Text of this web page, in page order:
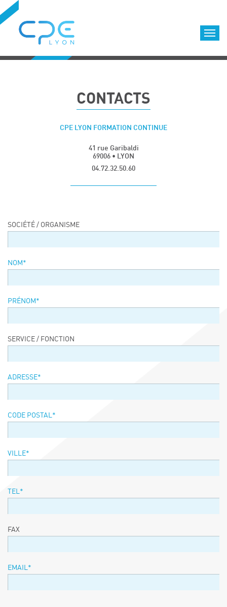
Formations diplômantes
Déroulement des formations
Nos clients
CHEMISTRY
Contacts
CONTACTS
CoordonnéesCPE LYON FORMATION CONTINUE
41 rue Garibaldi
69006 • LYON
04.72.32.50.60
Nous contacter
SOCIÉTÉ / ORGANISME
NOM*
PRÉNOM*
SERVICE / FONCTION
ADRESSE*
CODE POSTAL*
VILLE*
TEL*
FAX
EMAIL*
Cookies management panel